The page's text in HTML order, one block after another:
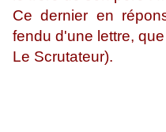
Ce dernier en
fendu d'une lettre,
Le Scrutateur).